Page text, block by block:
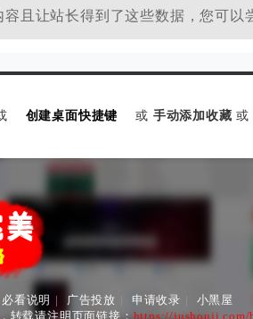
且让站长得到了这些数据，您可以
创建桌面快捷键 或 手动添加收藏 或
必看说明 | 广告投放 申请收录
小黑屋
转载请注明页面链接： https://jushouji.com/